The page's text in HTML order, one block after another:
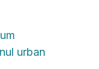
urban